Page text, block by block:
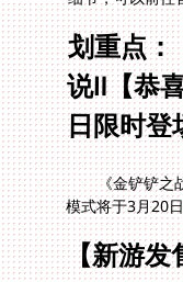
划重点：
说Ⅱ【恭
日限时登
《金铲铲之
模式将于3月20
【新游发